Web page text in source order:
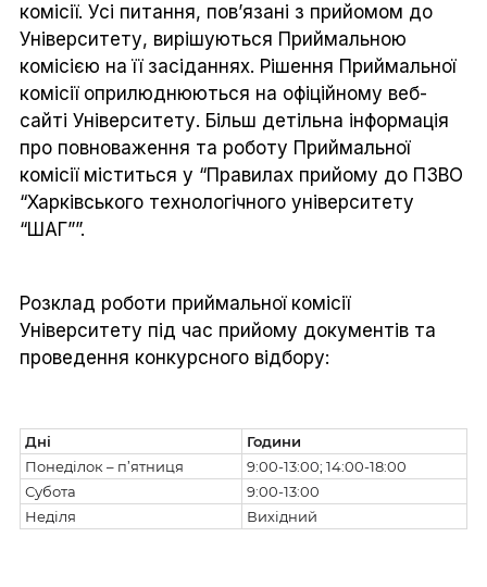
комісії. Усі питання, пов’язані з прийомом до
Університету, вирішуються Приймальною
комісією на її засіданнях. Рішення Приймальної
комісії оприлюднюються на офіційному веб-
сайті Університету. Більш детільна інформація
про повноваження та роботу Приймальної
комісії міститься у “Правилах прийому до ПЗВО
“Харківського технологічного університету
“ШАГ””.
Розклад роботи приймальної комісії
Університету під час прийому документів та
проведення конкурсного відбору:
Дні
Години
Понеділок – п’ятниця
9:00-13:00; 14:00-18:00
Субота
9:00-13:00
Неділя
Вихідний